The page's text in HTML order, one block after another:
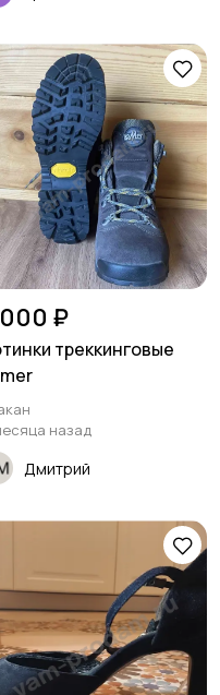
₽
треккинговые
назад
Дмитрий